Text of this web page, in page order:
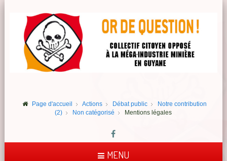
Page d'accueil Actions Débat public
Notre contribution
(2)
Non catégorisé Mentions légales
MENU